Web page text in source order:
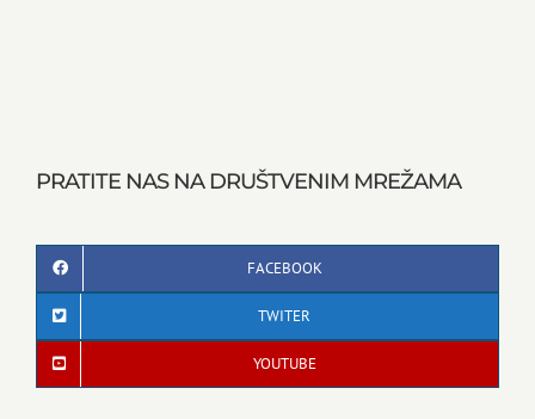
PRATITE NAS NA DRUŠTVENIM MREŽAMA
FACEBOOK
TWITER
YOUTUBE